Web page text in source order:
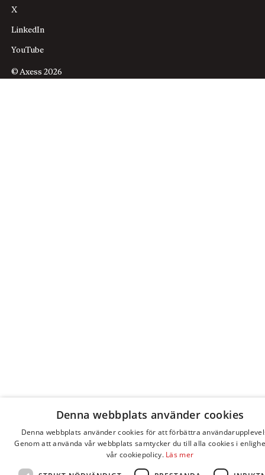
X
LinkedIn
YouTube
© Axess 2026
Denna webbplats använder cookies
Denna webbplats använder cookies för att förbättra
Genom att använda vår webbplats samtycker du till alla cookies i
vår cookiepolicy. Läs mer